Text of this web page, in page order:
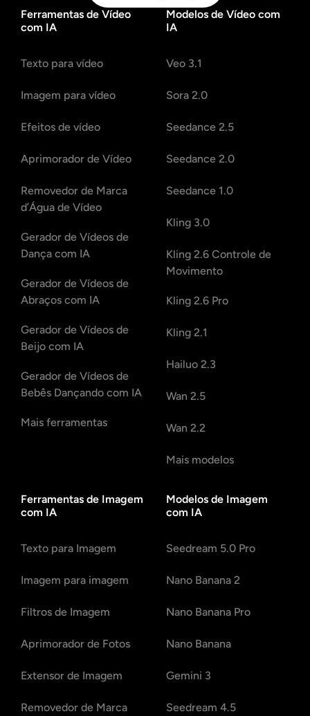
Ferramentas de Vídeo
com IA
Texto para vídeo
Imagem para vídeo
Efeitos de vídeo
Aprimorador de Vídeo
Removedor de Marca
d’Água de Vídeo
Gerador de Vídeos de
Dança com IA
Gerador de Vídeos de
Abraços com IA
Gerador de Vídeos de
Beijo com IA
Gerador de Vídeos de
Bebês Dançando com IA
Mais ferramentas
Modelos de Vídeo com
IA
Veo 3.1
Sora 2.0
Seedance 2.5
Seedance 2.0
Seedance 1.0
Kling 3.0
Kling 2.6 Controle de
Movimento
Kling 2.6 Pro
Kling 2.1
Hailuo 2.3
Wan 2.5
Wan 2.2
Mais modelos
Ferramentas de Imagem
com IA
Texto para Imagem
Imagem para imagem
Filtros de Imagem
Aprimorador de Fotos
Extensor de Imagem
Removedor de Marca
Modelos de Imagem
com IA
Seedream 5.0 Pro
Nano Banana 2
Nano Banana Pro
Nano Banana
Gemini 3
Seedream 4.5